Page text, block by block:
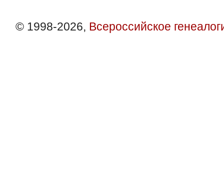
© 1998-2026, Всероссийское